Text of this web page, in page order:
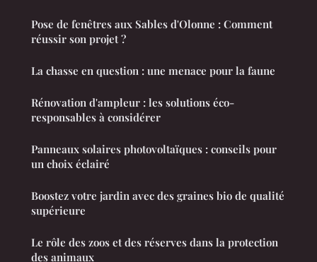
Pose de fenêtres aux Sables d'Olonne : Comment
réussir son projet ?
La chasse en question : une menace pour la faune
Rénovation d'ampleur : les solutions éco-
responsables à considérer
Panneaux solaires photovoltaïques : conseils pour
un choix éclairé
Boostez votre jardin avec des graines bio de qualité
supérieure
Le rôle des zoos et des réserves dans la protection
des animaux